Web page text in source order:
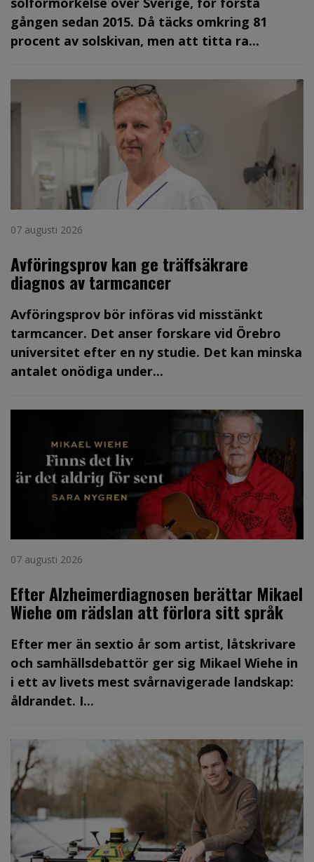
gången sedan 2015. Då täcks omkring 81
procent av solskivan, men att titta ra...
07 augusti 2026
Avföringsprov kan ge träffsäkrare
diagnos av tarmcancer
Avföringsprov bör införas vid misstänkt
tarmcancer. Det anser forskare vid Örebro
universitet efter en ny studie. Det kan minska
antalet onödiga under...
07 augusti 2026
Efter Alzheimerdiagnosen berättar Mikael
Wiehe om rädslan att förlora sitt språk
Efter mer än sextio år som artist, låtskrivare
och samhällsdebattör ger sig Mikael Wiehe in
i ett av livets mest svårnavigerade landskap:
åldrandet. I...